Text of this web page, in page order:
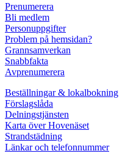
Prenumerera
Bli medlem
Personuppgifter
Problem på hemsidan?
Grannsamverkan
Snabbfakta
Avprenumerera
Beställningar & lokalbokning
Förslagslåda
Delningstjänsten
Karta över Hovenäset
Strandstädning
Länkar och telefonnummer